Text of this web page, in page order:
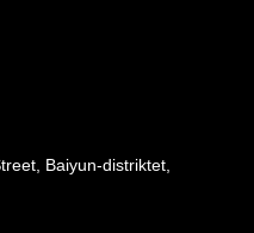
Baiyun-distriktet,